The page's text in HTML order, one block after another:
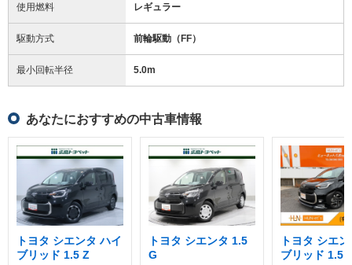
使用燃料 レギュラー
駆動方式 前輪駆動（FF）
最小回転半径 5.0m
あなたにおすすめの中古車情報
トヨタ シエンタ ハイ
ブリッド 1.5 Z
トヨタ シエンタ 1.5
G
トヨタ シエ
ブリッド 1.5